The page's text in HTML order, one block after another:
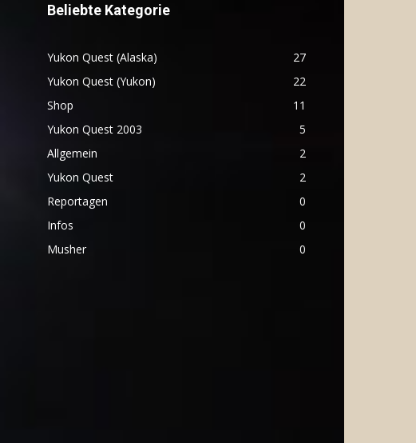
Beliebte Kategorie
Yukon Quest (Alaska)
27
Yukon Quest (Yukon)
22
Shop
11
Yukon Quest 2003
5
Allgemein
2
Yukon Quest
2
Reportagen
0
Infos
0
Musher
0